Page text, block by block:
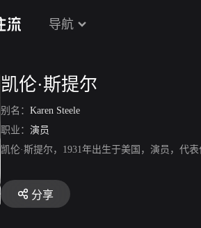
导航
凯伦·斯提尔
别名： Karen Steele
职业： 演员
凯伦·斯提尔，1931年出生于美国，演员，代
分享